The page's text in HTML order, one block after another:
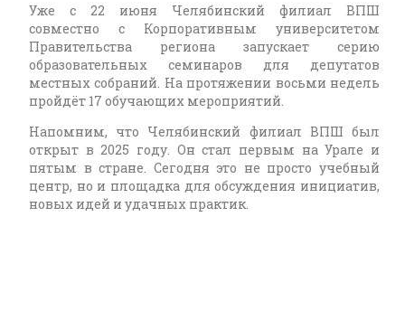
Уже с 22 июня Челябинский филиал ВПШ
совместно с Корпоративным университетом
Правительства региона запускает серию
образовательных семинаров для депутатов
местных собраний. На протяжении восьми недель
пройдёт 17 обучающих мероприятий.
Напомним, что Челябинский филиал ВПШ был
открыт в 2025 году. Он стал первым на Урале и
пятым в стране. Сегодня это не просто учебный
центр, но и площадка для обсуждения инициатив,
новых идей и удачных практик.